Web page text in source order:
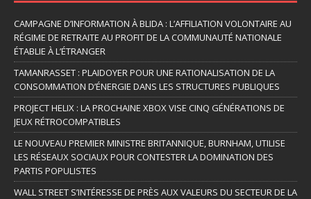
CAMPAGNE D’INFORMATION À BLIDA : L’AFFILIATION VOLONTAIRE AU
RÉGIME DE RETRAITE AU PROFIT DE LA COMMUNAUTÉ NATIONALE
ÉTABLIE À L’ÉTRANGER
TAMANRASSET : PLAIDOYER POUR UNE RATIONALISATION DE LA
CONSOMMATION D’ÉNERGIE DANS LES STRUCTURES PUBLIQUES
PROJECT HELIX : LA PROCHAINE XBOX VISE CINQ GÉNÉRATIONS DE
JEUX RÉTROCOMPATIBLES
LE NOUVEAU PREMIER MINISTRE BRITANNIQUE, BURNHAM, UTILISE
LES RÉSEAUX SOCIAUX POUR CONTESTER LA DOMINATION DES
PARTIS POPULISTES
WALL STREET S’INTÉRESSE DE PRÈS AUX VALEURS DU SECTEUR DE LA